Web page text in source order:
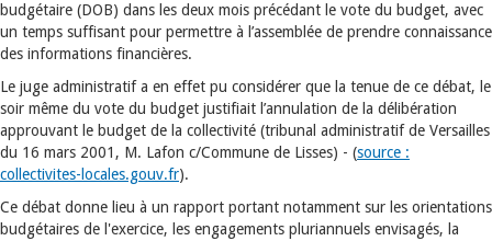
budgétaire (DOB) dans les deux mois précédant le vote du budget, avec
un temps suffisant pour permettre à l’assemblée de prendre connaissance
des informations financières.
Le juge administratif a en effet pu considérer que la tenue de ce débat, le
soir même du vote du budget justifiait l’annulation de la délibération
approuvant le budget de la collectivité (tribunal administratif de Versailles
du 16 mars 2001, M. Lafon c/Commune de Lisses) - (source :
collectivites-locales.gouv.fr).
Ce débat donne lieu à un rapport portant notamment sur les orientations
budgétaires de l'exercice, les engagements pluriannuels envisagés, la